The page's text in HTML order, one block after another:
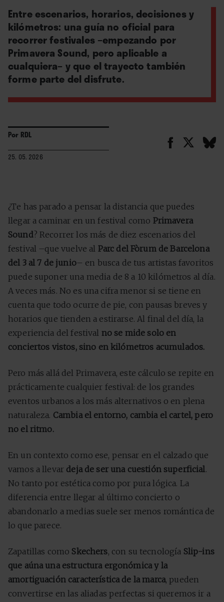
Entre escenarios, horarios, decisiones y
kilómetros: una guía no oficial para
recorrer festivales –empezando por
Primavera Sound, pero aplicable a
cualquiera– y que el trayecto también
forme parte del disfrute.
Por RDL
25. 05. 2026
¿Te has parado a pensar la distancia que puedes
llegar a caminar en un festival como Primavera
Sound? Recorrer los más de diez escenarios del
festival –que vuelve al Parc del Fòrum de Barcelona
del 3 al 7 de junio– en busca de tus artistas favoritos
puede suponer una media de 8 a 10 kilómetros al día.
A veces más. No es una cifra menor si se tiene en
cuenta que todo ocurre de pie, con pausas breves y
horarios que tienden a estirarse. Al final del día, la
experiencia del festival no se mide solo en
conciertos vistos, sino en kilómetros acumulados.
Pero más allá del Primavera, este cálculo se repite en
prácticamente cualquier festival: de los grandes
eventos urbanos a los más alternativos o en plena
naturaleza. Cambia el entorno, cambia el cartel, pero
no el ritmo.
En un contexto como ese, pensar en el calzado que
vamos a llevar deja de ser una cuestión superficial.
No tanto por estética como por pura lógica. La
diferencia entre llegar al último concierto o
abandonarlo a medias suele ser menos romántica de
lo que parece.
Zapatillas como Skechers, con su tecnología Slip-ins
que aúna una estructura ergonómica y la
amortiguación característica de la marca, pueden
convertirse en las aliadas perfectas si queremos ir a